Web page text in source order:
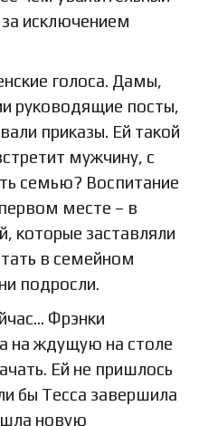
исключением
голоса. Дамы,
руководящие посты,
приказы. Ей такой
мужчину, с
семью? Воспитание
месте – в
которые заставляли
в семейном
подросли.
Фрэнки
на ждущую на столе
Ей не пришлось
бы Тесса завершила
новую